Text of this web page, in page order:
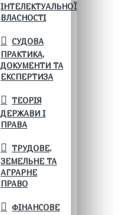
ІНТЕЛЕКТУАЛЬНОЇ
ВЛАСНОСТІ
СУДОВА
ПРАКТИКА,
ДОКУМЕНТИ ТА
ЕКСПЕРТИЗА
ТЕОРІЯ
ДЕРЖАВИ І
ПРАВА
ТРУДОВЕ,
ЗЕМЕЛЬНЕ ТА
АГРАРНЕ
ПРАВО
ФІНАНСОВЕ